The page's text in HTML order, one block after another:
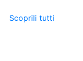
Scoprili tutti